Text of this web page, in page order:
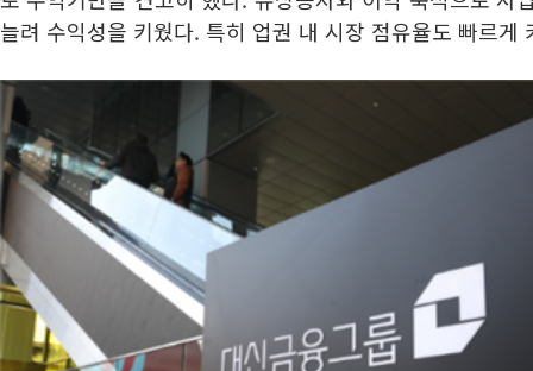
늘려 수익성을 키웠다. 특히 업권 내 시장 점유율도 빠르게